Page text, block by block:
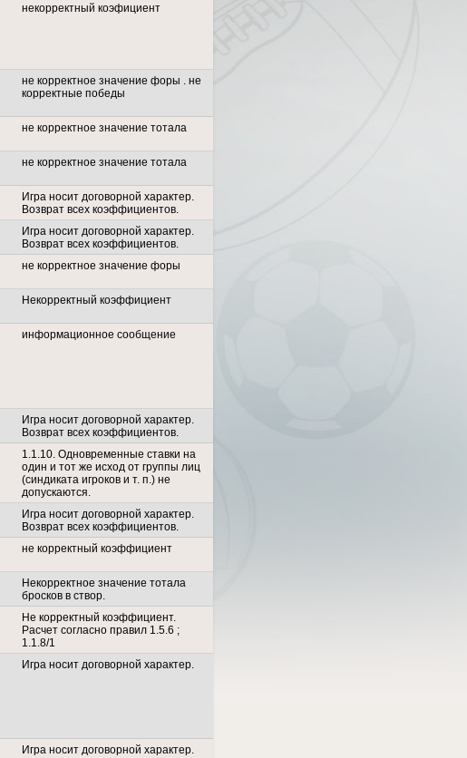
некорректный коэфициент
не корректное значение форы . не
корректные победы
не корректное значение тотала
не корректное значение тотала
Игра носит договорной характер.
Возврат всех коэффициентов.
Игра носит договорной характер.
Возврат всех коэффициентов.
не корректное значение форы
Некорректный коэффициент
информационное сообщение
Игра носит договорной характер.
Возврат всех коэффициентов.
1.1.10. Одновременные ставки на
один и тот же исход от группы лиц
(синдиката игроков и т. п.) не
допускаются.
Игра носит договорной характер.
Возврат всех коэффициентов.
не корректный коэффициент
Некорректное значение тотала
бросков в створ.
Не корректный коэффициент.
Расчет согласно правил 1.5.6 ;
1.1.8/1
Игра носит договорной характер.
Игра носит договорной характер.